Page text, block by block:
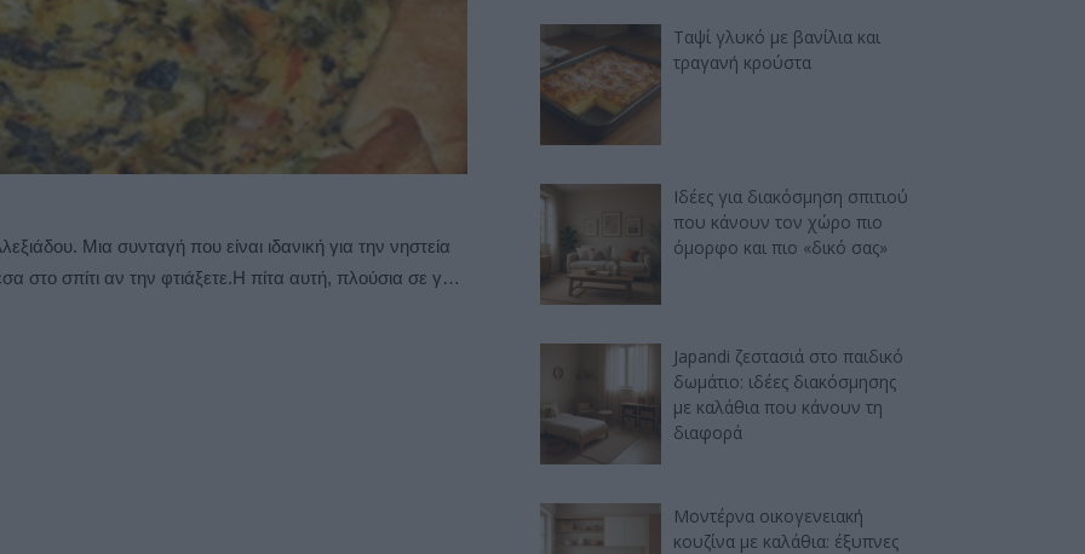
Μια συνταγή που είναι ιδανική για την νηστεία
στο σπίτι αν την φτιάξετε.Η πίτα αυτή, πλούσια σε γ…
Ταψί γλυκό με βανίλια και
τραγανή κρούστα
Ιδέες για διακόσμηση σπιτιού
που κάνουν τον χώρο πιο
όμορφο και πιο «δικό σας»
Japandi ζεστασιά στο παιδικό
δωμάτιο: ιδέες διακόσμησης
με καλάθια που κάνουν τη
διαφορά
Μοντέρνα οικογενειακή
κουζίνα με καλάθια: έξυπνες